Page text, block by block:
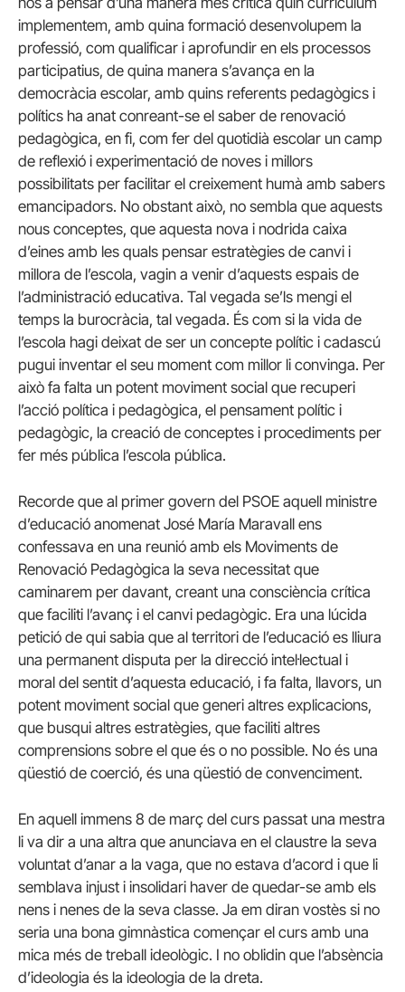
implementem, amb quina formació desenvolupem la
professió, com qualificar i aprofundir en els processos
participatius, de quina manera s’avança en la
democràcia escolar, amb quins referents pedagògics i
polítics ha anat conreant-se el saber de renovació
pedagògica, en fi, com fer del quotidià escolar un camp
de reflexió i experimentació de noves i millors
possibilitats per facilitar el creixement humà amb sabers
emancipadors. No obstant això, no sembla que aquests
nous conceptes, que aquesta nova i nodrida caixa
d’eines amb les quals pensar estratègies de canvi i
millora de l’escola, vagin a venir d’aquests espais de
l’administració educativa. Tal vegada se’ls mengi el
temps la burocràcia, tal vegada. És com si la vida de
l’escola hagi deixat de ser un concepte polític i cadascú
pugui inventar el seu moment com millor li convinga. Per
això fa falta un potent moviment social que recuperi
l’acció política i pedagògica, el pensament polític i
pedagògic, la creació de conceptes i procediments per
fer més pública l’escola pública.
Recorde que al primer govern del PSOE aquell ministre
d’educació anomenat José María Maravall ens
confessava en una reunió amb els Moviments de
Renovació Pedagògica la seva necessitat que
caminarem per davant, creant una consciència crítica
que faciliti l’avanç i el canvi pedagògic. Era una lúcida
petició de qui sabia que al territori de l’educació es lliura
una permanent disputa per la direcció intel·lectual i
moral del sentit d’aquesta educació, i fa falta, llavors, un
potent moviment social que generi altres explicacions,
que busqui altres estratègies, que faciliti altres
comprensions sobre el que és o no possible. No és una
qüestió de coerció, és una qüestió de convenciment.
En aquell immens 8 de març del curs passat una mestra
li va dir a una altra que anunciava en el claustre la seva
voluntat d’anar a la vaga, que no estava d’acord i que li
semblava injust i insolidari haver de quedar-se amb els
nens i nenes de la seva classe. Ja em diran vostès si no
seria una bona gimnàstica començar el curs amb una
mica més de treball ideològic. I no oblidin que l’absència
d’ideologia és la ideologia de la dreta.